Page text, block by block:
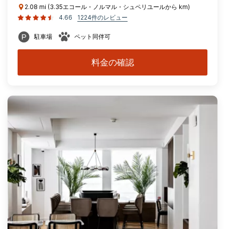
2.08 mi (3.35エコール・ノルマル・シュペリユールから km)
4.66
1224件のレビュー
駐車場 ペット同伴可
料金の確認